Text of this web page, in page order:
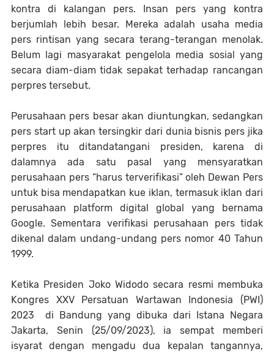
kontra di kalangan pers. Insan pers yang kontra
berjumlah lebih besar. Mereka adalah usaha media
pers rintisan yang secara terang-terangan menolak.
Belum lagi masyarakat pengelola media sosial yang
secara diam-diam tidak sepakat terhadap rancangan
perpres tersebut.
Perusahaan pers besar akan diuntungkan, sedangkan
pers start up akan tersingkir dari dunia bisnis pers jika
perpres itu ditandatangani presiden, karena di
dalamnya ada satu pasal yang mensyaratkan
perusahaan pers “harus terverifikasi” oleh Dewan Pers
untuk bisa mendapatkan kue iklan, termasuk iklan dari
perusahaan platform digital global yang bernama
Google. Sementara verifikasi perusahaan pers tidak
dikenal dalam undang-undang pers nomor 40 Tahun
1999.
Ketika Presiden Joko Widodo secara resmi membuka
Kongres XXV Persatuan Wartawan Indonesia (PWI)
2023 di Bandung yang dibuka dari Istana Negara
Jakarta, Senin (25/09/2023), ia sempat memberi
isyarat dengan mengadu dua kepalan tangannya,